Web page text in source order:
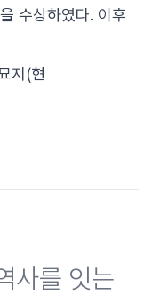
수상하였다. 이후
지(현
사를 잇는